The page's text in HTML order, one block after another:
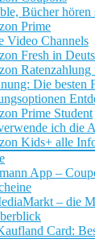
Bücher hören
Prime
Video Channels
Fresh in
Die besten
Prime Student
ich die
Kids+ alle
App –
– die
Card: